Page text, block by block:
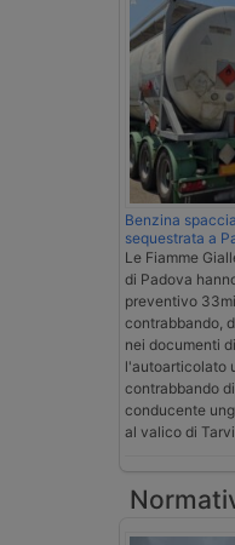
Benzina
sequestrata a
Le Fiamme
di Padova
preventivo
contrabbando,
nei documenti
l'autoarticolato
contrabbando
conducente
al valico di